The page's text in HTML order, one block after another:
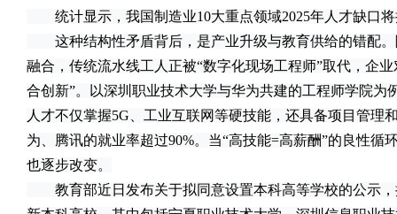
统计显示，我国制造业10大重点领域2025年人才缺口将
这种结构性矛盾背后，是产业升级与教育供给的错配。
融合，传统流水线工人正被“数字化现场工程师”取代，企
合创新”。以深圳职业技术大学与华为共建的工程师学院为
人才不仅掌握5G、工业互联网等硬技能，还具备项目管理
为、腾讯的就业率超过90%。当“高技能=高薪酬”的良性循
也逐步改变。
教育部近日发布关于拟同意设置本科高等学校的公示，